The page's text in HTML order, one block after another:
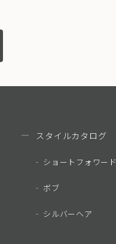
スタイルカタログ
ショートフォワード
ボブ
シルバーヘア